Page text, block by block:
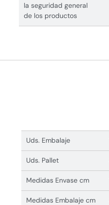
la seguridad general
de los productos
Uds. Embalaje
Uds. Pallet
Medidas Envase cm
Medidas Embalaje cm